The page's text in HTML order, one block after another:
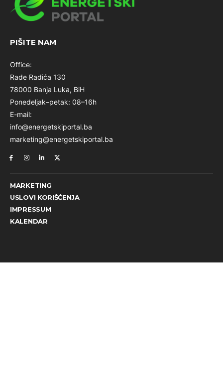
PIŠITE NAM
Office:
Rade Radića 130
78000 Banja Luka, BiH
Ponedeljak–petak: 08–16h
E-mail:
info@energetskiportal.ba
marketing@energetskiportal.ba
MARKETING
USLOVI KORIŠĆENJA
IMPRESSUM
KALENDAR